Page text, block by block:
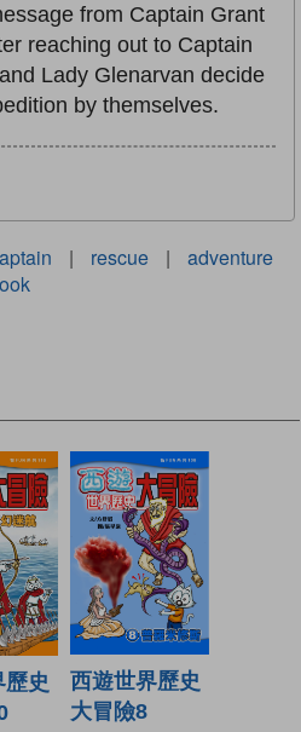
from Captain Grant
reaching out to Captain
Lady Glenarvan decide
by themselves.
| rescue |
adventure
史
西遊世界歷史
大冒險8